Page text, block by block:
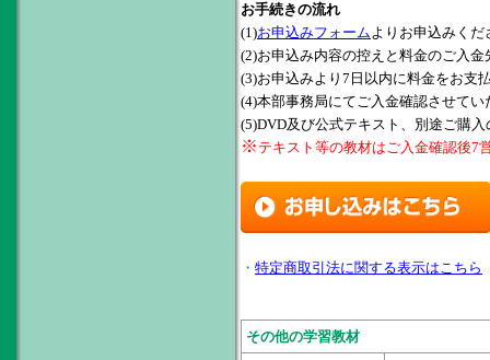
お手続きの流れ
(1)お申込みフォームよりお申込みく
(2)お申込み内容の控えと料金のご入
(3)お申込みより7日以内に料金をお支
(4)本部事務局にてご入金確認させて
(5)DVD及び公式テキスト、別途ご購
※ テキスト等の教材はご入金確認後7
・ 特定商取引法に関する表示はこちら
その他の学習教材